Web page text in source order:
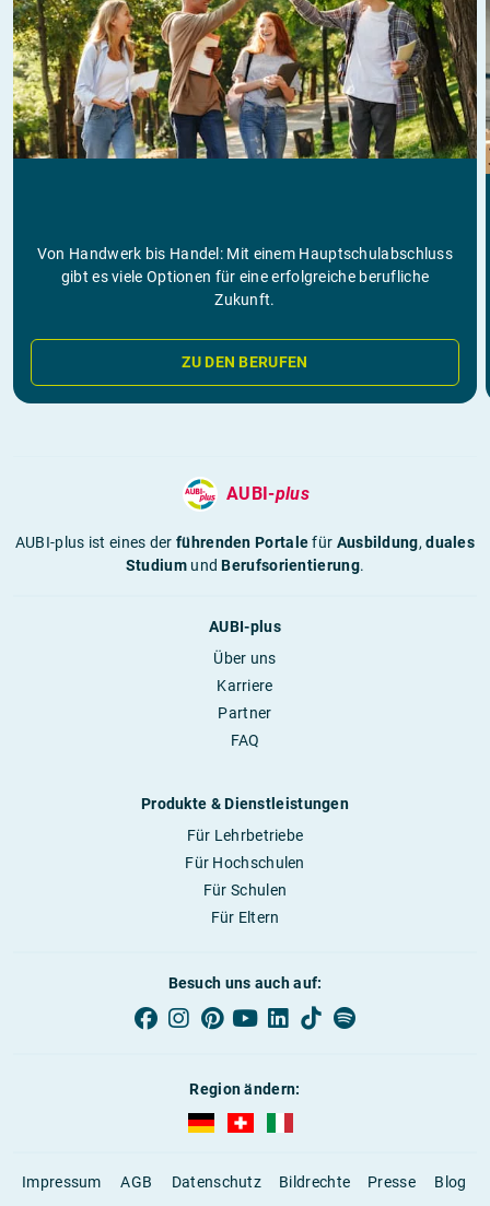
Von Handwerk bis Handel: Mit einem Hauptschulabschluss
gibt es viele Optionen für eine erfolgreiche berufliche
Zukunft.
ZU DEN BERUFEN
AUBI-plus
AUBI-plus ist eines derführenden Portalefür Ausbildung,duales
StudiumundBerufsorientierung.
AUBI-plus
Über uns
Karriere
Partner
FAQ
Produkte & Dienstleistungen
Für Lehrbetriebe
Für Hochschulen
Für Schulen
Für Eltern
Besuch uns auch auf:
Region ändern:
AUBI-plus Deutschland (deutsch)
Impressum AGB Datenschutz Bildrechte Presse
Blog